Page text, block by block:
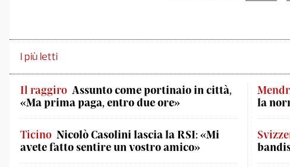
I più letti
Il raggiro Assunto come portinaio in città,
«Ma prima paga, entro due ore»
Ticino Nicolò Casolini lascia la RSI: «Mi
avete fatto sentire un vostro amico»
la